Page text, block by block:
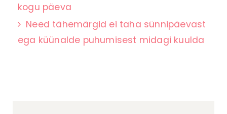
kogu päeva
Need tähemärgid ei taha sünnipäevast
ega küünalde puhumisest midagi kuulda